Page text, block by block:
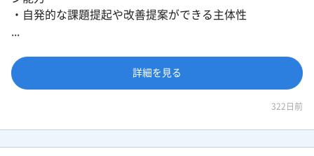
・自発的な課題提起や改善提案ができる主体性
詳細を見る
322日前